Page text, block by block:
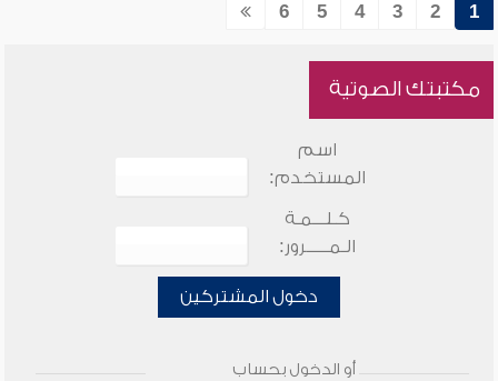
1
2
3
4
5
6
مكتبتك الصوتية
اسم
المستخدم:
كـلـــمـة
الـمـــــرور:
دخول المشتركين
أو الدخول بحساب